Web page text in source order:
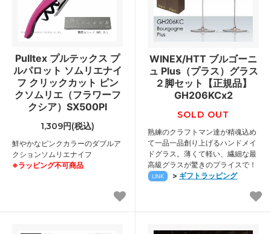
Pulltex プルテックス プ
ルパロット ソムリエナイ
フ クリックカット ピン
クソムリエ（フラワーフ
クシア）SX500PI
1,309円(税込)
鮮やかなピンクカラーのダブルア
クションソムリエナイフ
※ラッピング不可商品
WINEX/HTT ブルゴーニ
ュ Plus（プラス）グラス
２脚セット【正規品】
GH206KCx2
SOLD OUT
熟練のクラフトマン達が精魂込め
て一品一品創り上げるハンドメイ
ドグラス。薄くて軽い、繊細な最
高級グラスが驚きのプライスで！
LINK > ギフトラッピング